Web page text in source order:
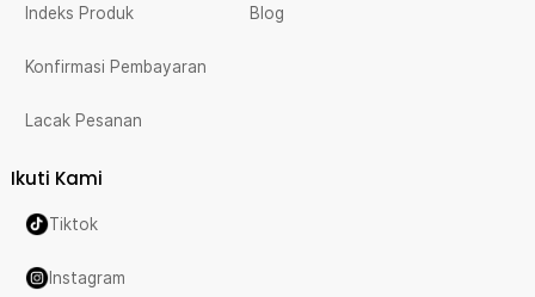
Indeks Produk
Konfirmasi Pembayaran
Lacak Pesanan
Blog
Ikuti Kami
Tiktok
Instagram